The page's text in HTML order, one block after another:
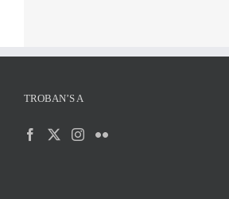
TROBAN’S A